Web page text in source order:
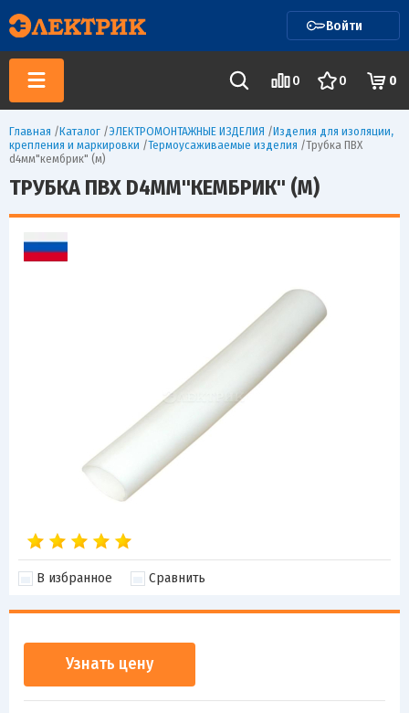
Войти
0 0 0
Главная /Каталог /ЭЛЕКТРОМОНТАЖНЫЕ ИЗДЕЛИЯ /Изделия для изоляции,
крепления и маркировки /Термоусаживаемые изделия /Трубка ПВХ
d4мм"кембрик" (м)
ТРУБКА ПВХ D4ММ"КЕМБРИК" (М)
В избранное Сравнить
Узнать цену